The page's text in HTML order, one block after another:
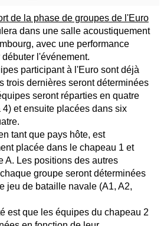
de la phase de groupes de l'Euro
dans une salle acoustiquement
avec une performance
l'événement.
participant à l'Euro sont déjà
trois dernières seront déterminées
seront réparties en quatre
4) et ensuite placées dans six
tant que pays hôte, est
placée dans le chapeau 1 et
A. Les positions des autres
groupe seront déterminées
jeu de bataille navale (A1, A2,
est que les équipes du chapeau 2